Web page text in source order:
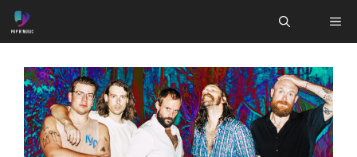
Aller
au